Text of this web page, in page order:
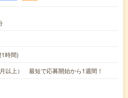
時間)
以上） 最短で応募開始から1週間！